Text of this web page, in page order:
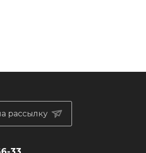
рассылку